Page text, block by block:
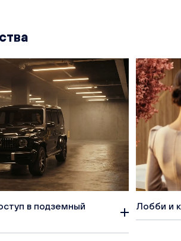
в подземный
Лобби и